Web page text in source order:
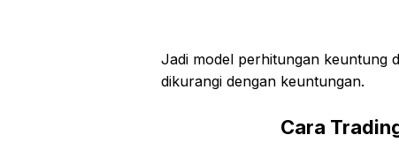
Jadi model perhitungan keuntung
dikurangi dengan keuntungan.
Cara